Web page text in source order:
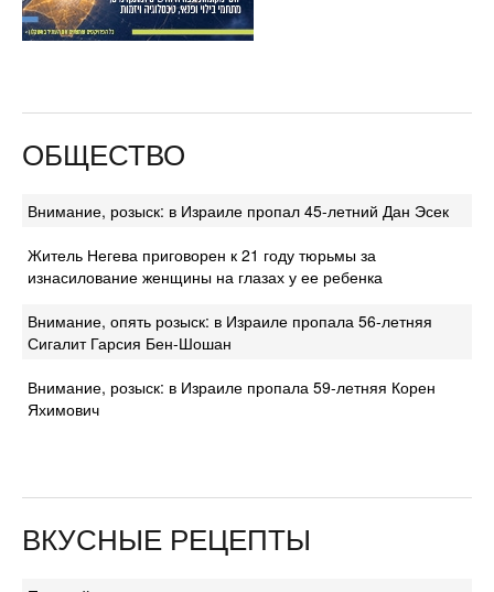
ОБЩЕСТВО
Внимание, розыск: в Израиле пропал 45-летний Дан Эсек
Житель Негева приговорен к 21 году тюрьмы за
изнасилование женщины на глазах у ее ребенка
Внимание, опять розыск: в Израиле пропала 56-летняя
Сигалит Гарсия Бен-Шошан
Внимание, розыск: в Израиле пропала 59-летняя Корен
Яхимович
ВКУСНЫЕ РЕЦЕПТЫ